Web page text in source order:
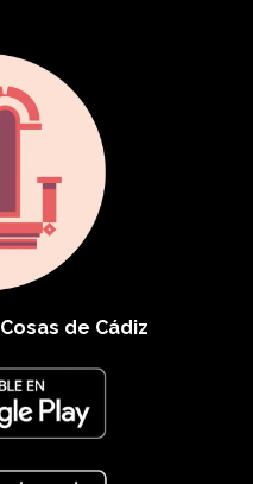
Cosas de Cádiz